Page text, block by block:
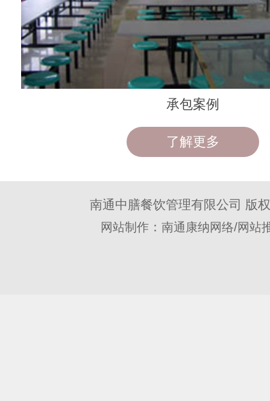
承包案例
了解更多
南通中膳餐饮管理有限公司 版
网站制作： 南通康纳网络/网站